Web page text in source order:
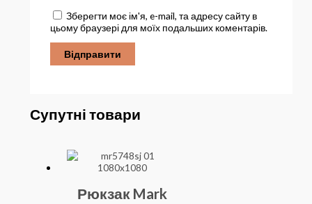
Зберегти моє ім'я, e-mail, та адресу сайту в
цьому браузері для моїх подальших коментарів.
Супутні товари
Рюкзак Mark